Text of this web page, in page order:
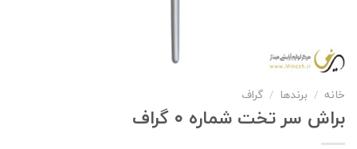
خانه / برندها / گراف
براش سر تخت شماره ۰ گراف